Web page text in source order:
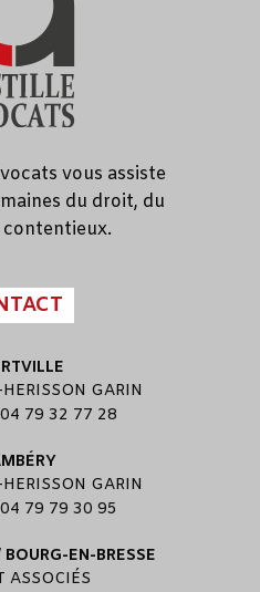
vous assiste
du droit, du
contentieux.
HERISSON GARIN
79 32 77 28
HERISSON GARIN
79 79 30 95
EN-BRESSE
ASSOCIÉS